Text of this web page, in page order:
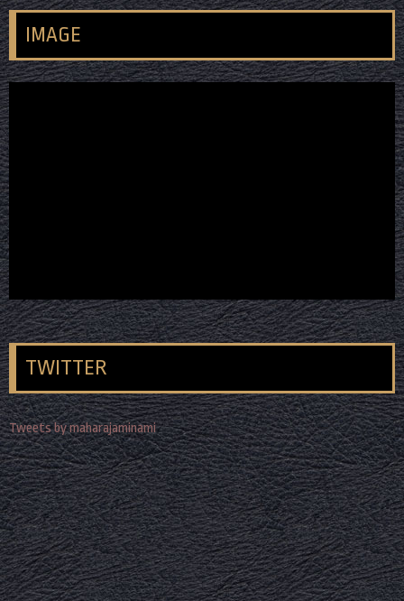
IMAGE
TWITTER
Tweets by maharajaminami